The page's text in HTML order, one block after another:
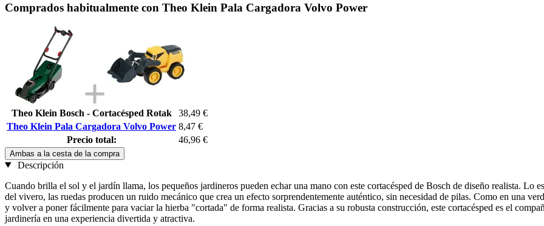
Comprados habitualmente con Theo Klein Pala Cargadora Volvo Power
Theo Klein Bosch - Cortacésped Rotak
38,49 €
Theo Klein Pala Cargadora Volvo Power 8,47 €
Precio total:
46,96 €
Ambas a la cesta de la compra
Descripción
Cuando brilla el sol y el jardín llama, los pequeños jardineros pueden echar una mano con este cortacésped de Bosch de diseño realista. Lo
del vivero, las ruedas producen un ruido mecánico que crea un efecto sorprendentemente auténtico, sin necesidad de pilas. Como en una
y volver a poner fácilmente para vaciar la hierba "cortada" de forma realista. Gracias a su robusta construcción, este cortacésped es el
jardinería en una experiencia divertida y atractiva.